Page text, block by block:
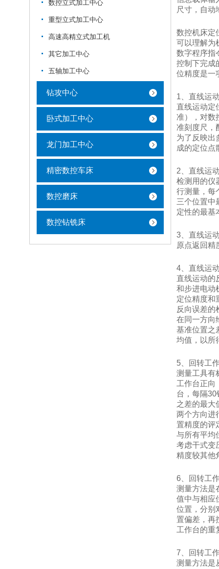
数控立式加工中心
重型立式加工中心
高速高精立式加工机
其它加工中心
五轴加工中心
钻攻中心
卧式加工中心
龙门加工中心
精密数控车床
数控磨床
数控钻铣床
尺寸，自动
数控机床定
可以理解为
数字程序指
控制下完成
位精度是一
1、直线运
直线运动定
准），对数
准刻度尺，
为了反映出
成的定位点
2、直线运
检测用的仪
行测量，每
三个位置中
定性的最基
3、直线运
原点返回精
4、直线运
直线运动的
和步进电动
定位精度和
反向误差的
在同一方向
基准位置之
均值，以所
5、回转工
测量工具有
工作台正向
台，每隔
之差的最大
两个方向进
置精度的评
与所有平均
考虑干式变
精度较其他
6、回转工
测量方法是
值中与相应
位置，分别
置偏差，再
工作台的重
7、回转工
测量方法是